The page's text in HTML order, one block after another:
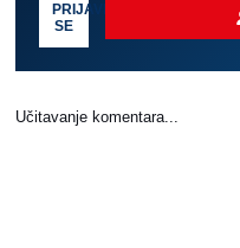
PRIJAVI
SE
Učitavanje komentara...